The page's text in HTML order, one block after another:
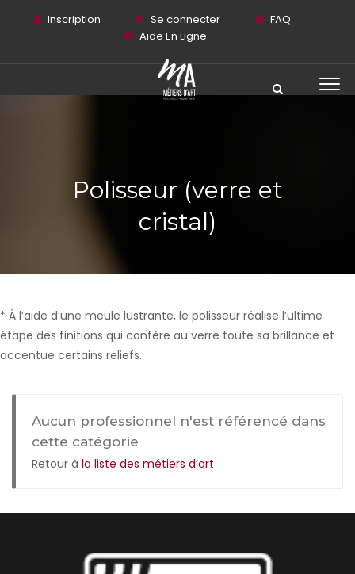
Inscription Se connecter
FAQ
Aide En Ligne
Polisseur (verre et
cristal)
* À l’aide d’une meule lustrante, le polisseur réalise l’ultime
étape des finitions qui confère au verre toute sa brillance et
accentue certains reliefs.
Aucun professionnel n'est référencé dans
cette catégorie
Retour à la liste des métiers d’art